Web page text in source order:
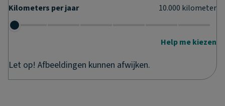
Kilometers per jaar 10.000 kilometer
Help me kiezen
Let op! Afbeeldingen kunnen afwijken.